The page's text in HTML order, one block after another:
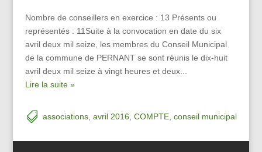
Nombre de conseillers en exercice : 13 Présents ou
représentés : 11Suite à la convocation en date du six
avril deux mil seize, les membres du Conseil Municipal
de la commune de PERNANT se sont réunis le dix-huit
avril deux mil seize à vingt heures et deux...
Lire la suite »
associations, avril 2016 COMPTE, conseil municipal